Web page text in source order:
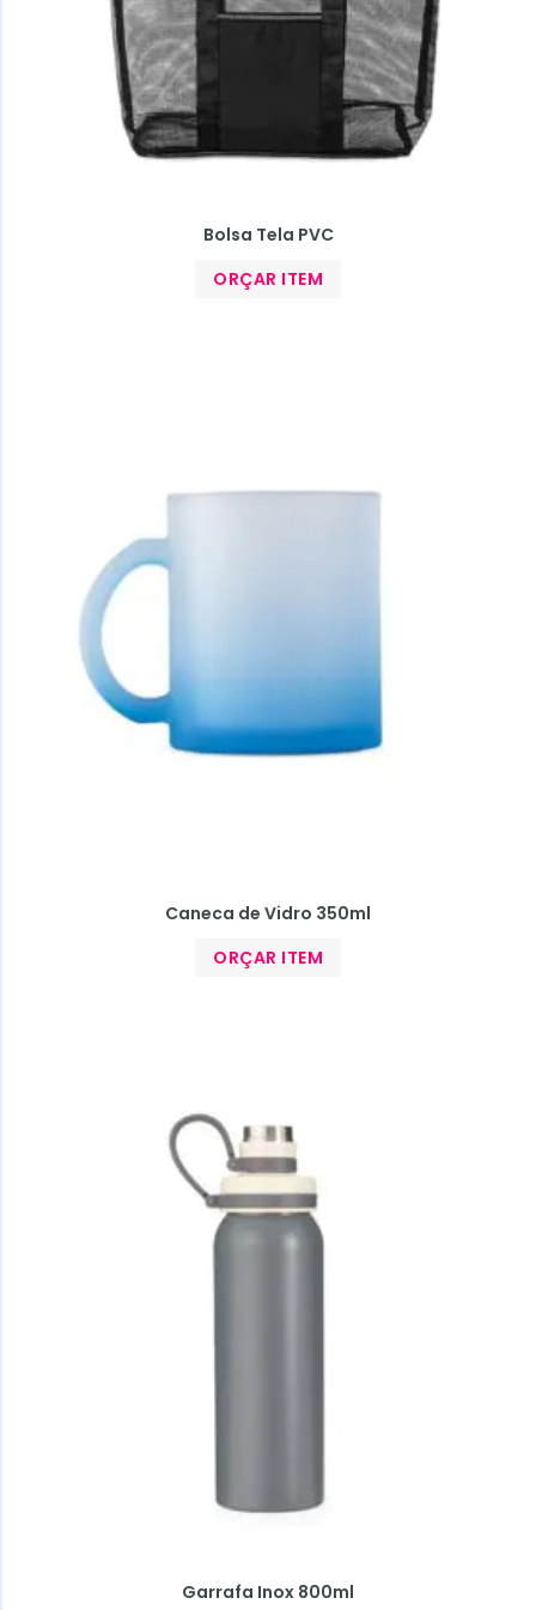
Bolsa Tela PVC
ORÇAR ITEM
Caneca de Vidro 350ml
ORÇAR ITEM
Garrafa Inox 800ml